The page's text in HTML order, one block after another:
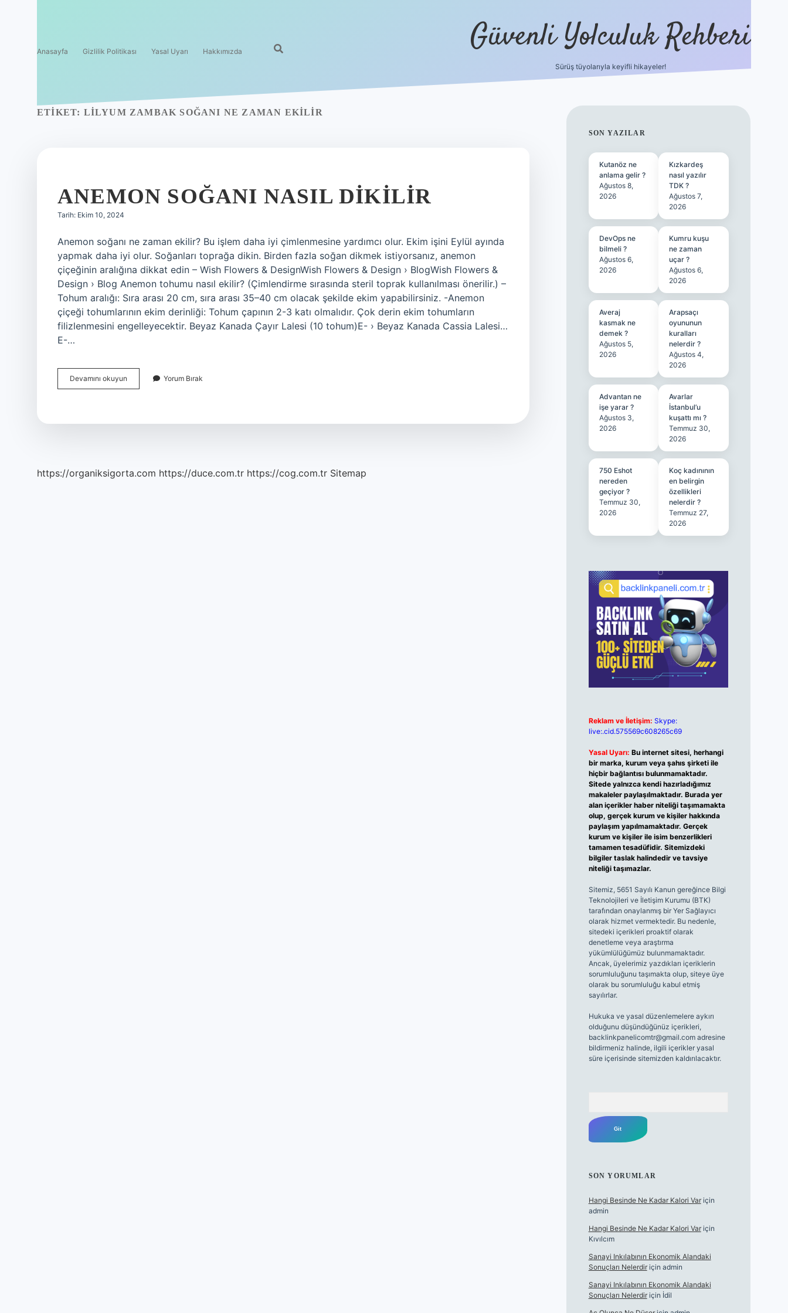
Anasayfa Gizlilik Politikası Yasal Uyarı Hakkımızda Güvenli Yolculuk Rehberi
Sürüş tüyolarıyla keyifli hikayeler!
ETIKET: LILYUM ZAMBAK SOĞANI NE ZAMAN EKILIR
ANEMON SOĞANI NASIL DIKILIR
Tarih: Ekim 10, 2024
Anemon soğanı ne zaman ekilir? Bu işlem daha iyi çimlenmesine yardımcı olur. Ekim işini Eylül ayında
yapmak daha iyi olur. Soğanları toprağa dikin. Birden fazla soğan dikmek istiyorsanız, anemon
çiçeğinin aralığına dikkat edin – Wish Flowers & DesignWish Flowers & Design › BlogWish Flowers &
Design › Blog Anemon tohumu nasıl ekilir? (Çimlendirme sırasında steril toprak kullanılması önerilir.) –
Tohum aralığı: Sıra arası 20 cm, sıra arası 35–40 cm olacak şekilde ekim yapabilirsiniz. -Anemon
çiçeği tohumlarının ekim derinliği: Tohum çapının 2-3 katı olmalıdır. Çok derin ekim tohumların
filizlenmesini engelleyecektir. Beyaz Kanada Çayır Lalesi (10 tohum)E- › Beyaz Kanada Cassia Lalesi…
E-…
Devamını okuyun Anemon
Soğanı
Yorum Bırak
https://organiksigorta.com https://duce.com.tr https://cog.com.tr Sitemap
SIDEBAR
SON YAZILAR
Kutanöz ne
anlama gelir ?
Ağustos 8,
2026
Kızkardeş
nasıl yazılır
TDK ?
Ağustos 7,
2026
DevOps ne
bilmeli ?
Ağustos 6,
2026
Kumru kuşu
ne zaman
uçar ?
Ağustos 6,
2026
Averaj
kasmak ne
demek ?
Ağustos 5,
2026
Arapsaçı
oyununun
kuralları
nelerdir ?
Ağustos 4,
2026
Advantan ne
işe yarar ?
Ağustos 3,
2026
Avarlar
İstanbul’u
kuşattı mı ?
Temmuz 30,
2026
750 Eshot
nereden
geçiyor ?
Temmuz 30,
2026
Koç kadınının
en belirgin
özellikleri
nelerdir ?
Temmuz 27,
2026
Reklam ve İletişim: Skype:
live:.cid.575569c608265c69
Yasal Uyarı: Bu internet sitesi, herhangi
bir marka, kurum veya şahıs şirketi ile
hiçbir bağlantısı bulunmamaktadır.
Sitede yalnızca kendi hazırladığımız
makaleler paylaşılmaktadır. Burada yer
alan içerikler haber niteliği taşımamakta
olup, gerçek kurum ve kişiler hakkında
paylaşım yapılmamaktadır. Gerçek
kurum ve kişiler ile isim benzerlikleri
tamamen tesadüfidir. Sitemizdeki
bilgiler taslak halindedir ve tavsiye
niteliği taşımazlar.
Sitemiz, 5651 Sayılı Kanun gereğince Bilgi
Teknolojileri ve İletişim Kurumu (BTK)
tarafından onaylanmış bir Yer Sağlayıcı
olarak hizmet vermektedir. Bu nedenle,
sitedeki içerikleri proaktif olarak
denetleme veya araştırma
yükümlülüğümüz bulunmamaktadır.
Ancak, üyelerimiz yazdıkları içeriklerin
sorumluluğunu taşımakta olup, siteye üye
olarak bu sorumluluğu kabul etmiş
sayılırlar.
Hukuka ve yasal düzenlemelere aykırı
olduğunu düşündüğünüz içerikleri,
backlinkpanelicomtr@gmail.comadresine
bildirmeniz halinde, ilgili içerikler yasal
süre içerisinde sitemizden kaldırılacaktır.
SON YORUMLAR
Hangi Besinde Ne Kadar Kalori Variçin
admin
Hangi Besinde Ne Kadar Kalori Variçin
Kıvılcım
Sanayi Inkılabının Ekonomik Alandaki
Sonuçları Nelerdiriçin admin
Sanayi Inkılabının Ekonomik Alandaki
Sonuçları Nelerdiriçin İdil
grandoperabet